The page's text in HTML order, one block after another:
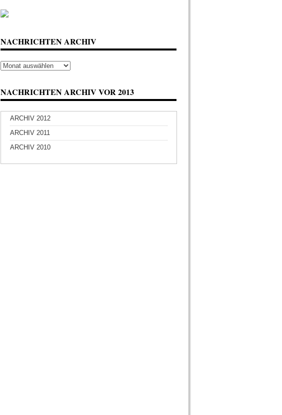
NACHRICHTEN ARCHIV
Nachrichten
NACHRICHTEN ARCHIV VOR 2013
ARCHIV 2012
ARCHIV 2011
ARCHIV 2010